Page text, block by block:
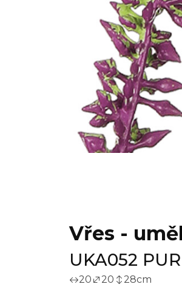
Vřes -
UKA052 PUR
20 20 28cm